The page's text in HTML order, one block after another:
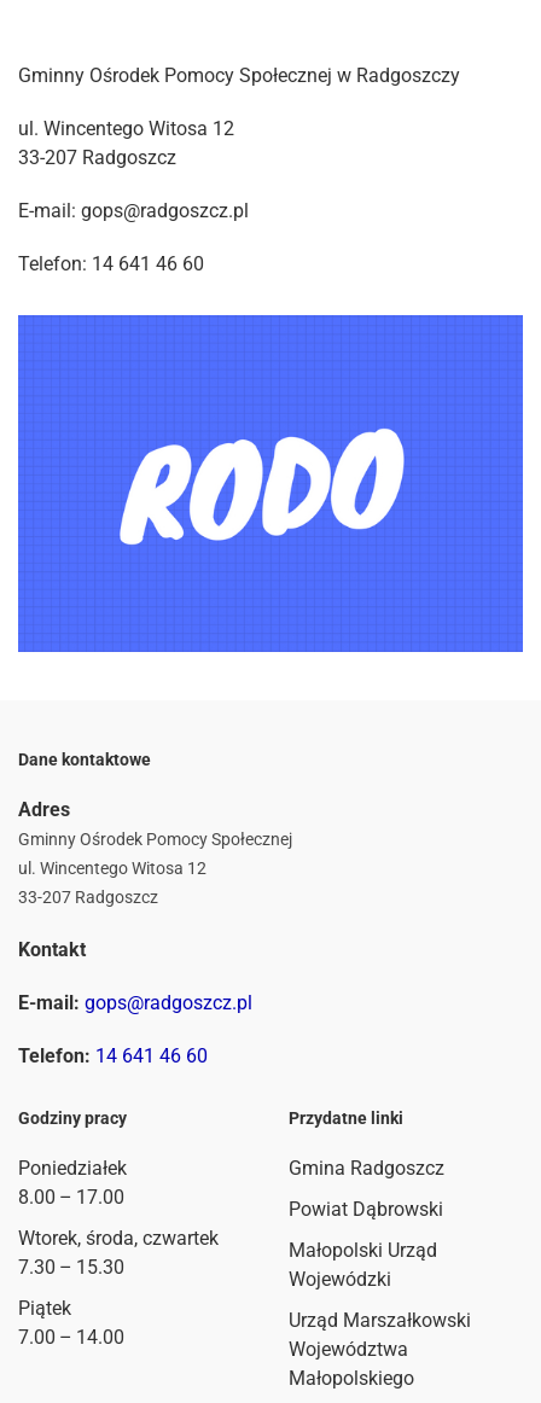
Gminny Ośrodek Pomocy Społecznej w Radgoszczy
ul. Wincentego Witosa 12
33-207 Radgoszcz
E-mail: gops@radgoszcz.pl
Telefon: 14 641 46 60
Dane kontaktowe
Adres
Gminny Ośrodek Pomocy Społecznej
ul. Wincentego Witosa 12
33-207 Radgoszcz
Kontakt
E-mail: gops@radgoszcz.pl
Telefon: 14 641 46 60
Godziny pracy
Poniedziałek
8.00 – 17.00
Wtorek, środa, czwartek
7.30 – 15.30
Piątek
7.00 – 14.00
Przydatne linki
Gmina Radgoszcz
Powiat Dąbrowski
Małopolski Urząd
Wojewódzki
Urząd Marszałkowski
Województwa
Małopolskiego